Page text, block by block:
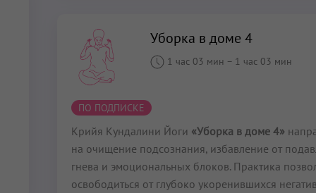
Уборка в доме 4
1 час 03 мин – 1 час 03 мин
ПО ПОДПИСКЕ
Крийя Кундалини Йоги «Уборка в доме 4»
на очищение подсознания, избавление от
гнева и эмоциональных блоков. Практика
освободиться от глубоко укоренившихся